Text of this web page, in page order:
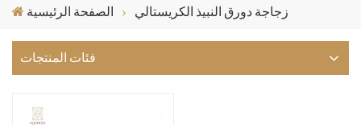
الصفحة الرئيسية زجاجة دورق النبيذ الكريستالي
فئات المنتجات